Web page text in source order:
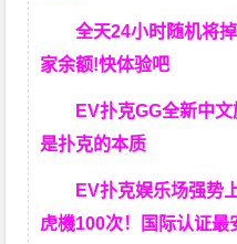
全天24小时随机将
家余额!快体验吧
EV扑克GG全新中文
是扑克的本质
EV扑克娱乐场强势
虎機100次！国际认证最